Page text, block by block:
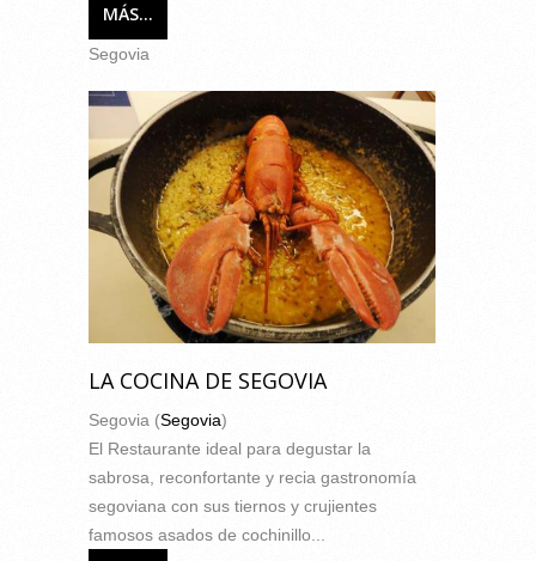
MÁS...
Segovia
LA COCINA DE SEGOVIA
Segovia (Segovia)
El Restaurante ideal para degustar la
sabrosa, reconfortante y recia gastronomía
segoviana con sus tiernos y crujientes
famosos asados de cochinillo...